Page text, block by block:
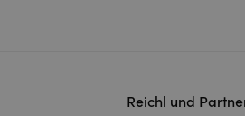
Reichl und